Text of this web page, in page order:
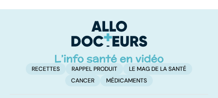
RECETTES RAPPEL PRODUIT
LE MAG DE LA SANTÉ
CANCER
MÉDICAMENTS